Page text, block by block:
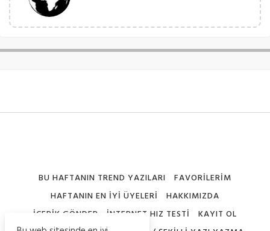
BU HAFTANIN TREND YAZILARI
FAVORILERIM
HAFTANIN EN İYI ÜYELERI
HAKKIMIZDA
İÇERIK GÖNDER
İNTERNET HIZ TESTI
KAYIT OL